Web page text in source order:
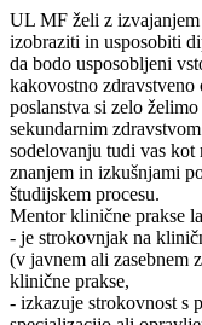
UL MF želi z izvajanjem
izobraziti in usposobiti
da bodo usposobljeni
kakovostno zdravstveno
poslanstva si zelo
sekundarnim
sodelovanju tudi vas kot
znanjem in izkušnjami
študijskem procesu.
Mentor klinične prakse
- je strokovnjak na
(v javnem ali zasebnem
klinične prakse,
- izkazuje strokovnost s